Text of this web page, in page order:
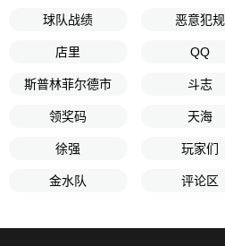
球队战绩 恶意犯规
店里 QQ
斯普林菲尔德市 斗志
领奖码 天海
徐强 玩家们
金水队 评论区